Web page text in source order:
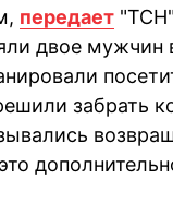
передает
двое мужчин
забрать